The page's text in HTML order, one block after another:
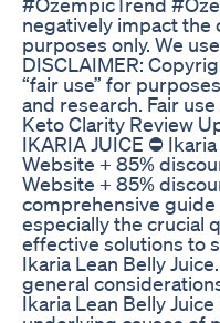
negatively impact the
purposes only. We
DISCLAIMER:
“fair use” for
and research. Fair
Keto Clarity Review
IKARIA JUICE ⛔
Website + 85%
Website + 85%
comprehensive guide
especially the crucial
effective solutions to
Ikaria Lean Belly
general
Ikaria Lean Belly